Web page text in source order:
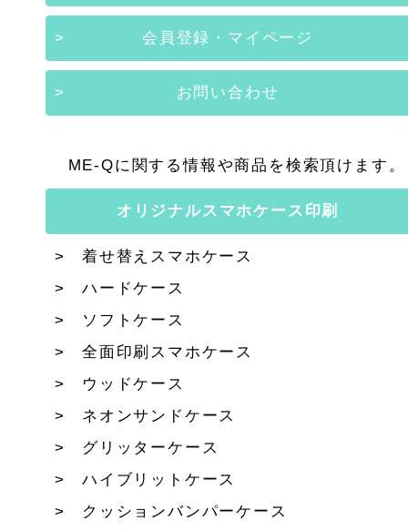
会員登録・マイページ
お問い合わせ
ME-Qに関する情報や商品を検索頂けます。
オリジナルスマホケース印刷
着せ替えスマホケース
ハードケース
ソフトケース
全面印刷スマホケース
ウッドケース
ネオンサンドケース
グリッターケース
ハイブリットケース
クッションバンパーケース